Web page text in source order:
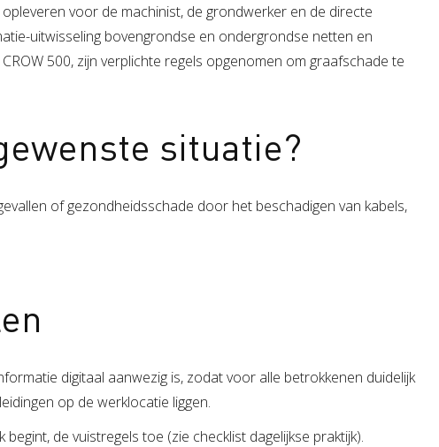
voor de machinist, de grondwerker en de directe
uitwisseling bovengrondse en ondergrondse netten en
500, zijn verplichte regels opgenomen om graafschade te
situatie?
of gezondheidsschade door het beschadigen van kabels,
digitaal aanwezig is, zodat voor alle betrokkenen duidelijk
op de werklocatie liggen.
begint, de vuistregels toe (zie checklist dagelijkse praktijk).